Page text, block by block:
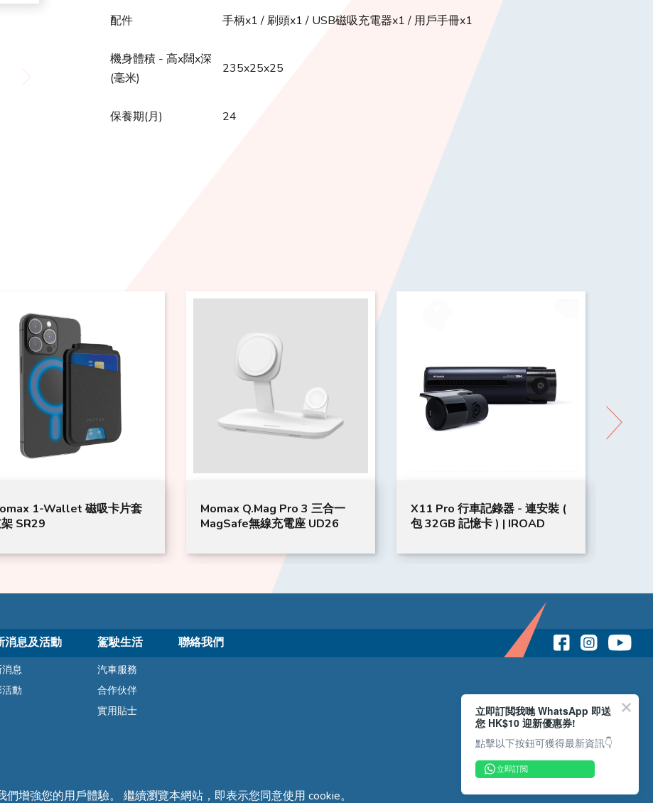
配件 手柄x1 / 刷頭x1 / USB磁吸充電器x1 / 用戶手冊x1
機身體積 - 高x闊x深
(毫米)
235x25x25
保養期(月) 24
1-Wallet 磁吸卡片套
SR29
Momax Q.Mag Pro 3 三合一
MagSafe無線充電座 UD26
X11 Pro 行車記錄器 - 連安裝 (
包 32GB 記憶卡 ) | IROAD
消息及活動
息
動
駕駛生活
汽車服務
合作伙伴
實用貼士
聯絡我們
增強您的用戶體驗。 繼續瀏覽本網站，即表示您同意使用 cookie。
立即訂閲我哋 WhatsApp 即送
您 HK$10 迎新優惠券!
點擊以下按鈕可獲得最新資訊👇
立即訂閲